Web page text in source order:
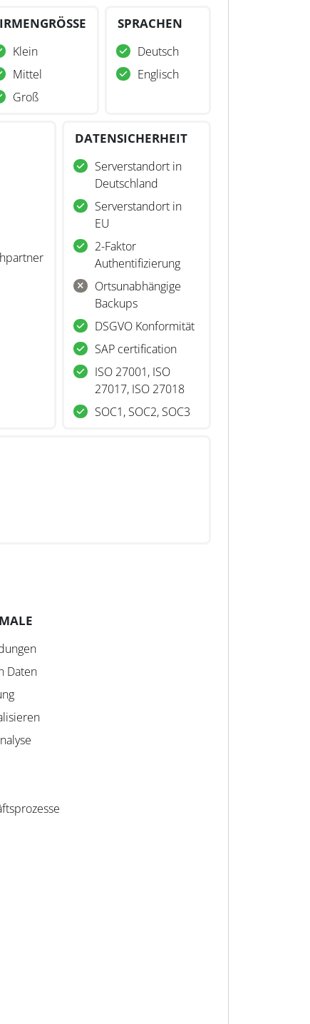
Klein
Mittel
Groß
SPRACHEN
Deutsch
Englisch
DATENSICHERHEIT
Serverstandort in
Deutschland
Serverstandort in
EU
2-Faktor
Authentifizierung
Ortsunabhängige
Backups
DSGVO Konformität
SAP certification
ISO 27001, ISO
27017, ISO 27018
SOC1, SOC2, SOC3
Daten